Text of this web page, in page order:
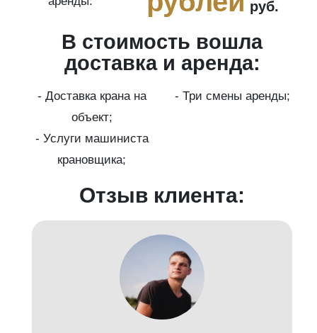
руб.
В стоимость вошла
доставка и аренда:
- Доставка крана на
объект;
- Три смены аренды;
- Услуги машиниста
крановщика;
Отзыв клиента: